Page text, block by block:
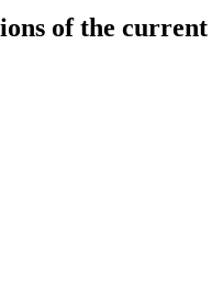
of the current